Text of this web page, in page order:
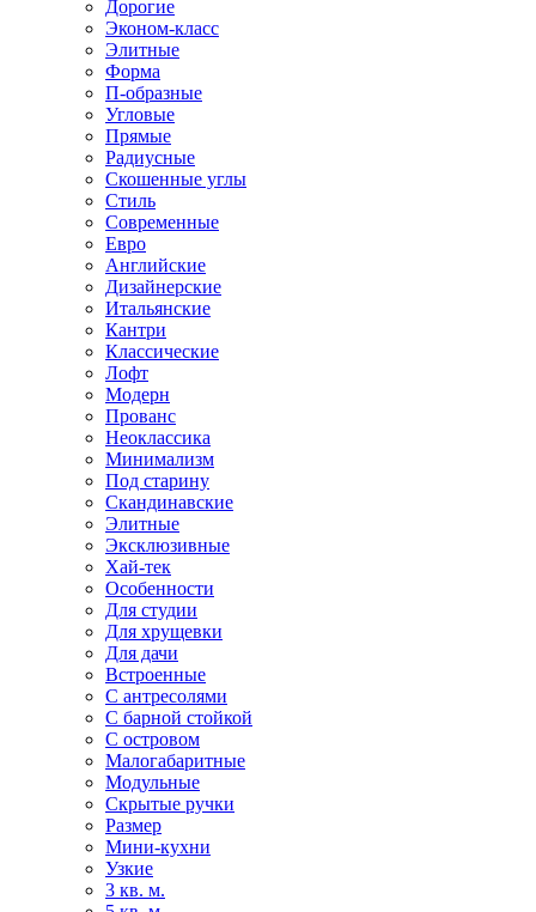
Дорогие
Эконом-класс
Элитные
Форма
П-образные
Угловые
Прямые
Радиусные
Скошенные углы
Стиль
Современные
Евро
Английские
Дизайнерские
Итальянские
Кантри
Классические
Лофт
Модерн
Прованс
Неоклассика
Минимализм
Под старину
Скандинавские
Элитные
Эксклюзивные
Хай-тек
Особенности
Для студии
Для хрущевки
Для дачи
Встроенные
С антресолями
С барной стойкой
С островом
Малогабаритные
Модульные
Скрытые ручки
Размер
Мини-кухни
Узкие
3 кв. м.